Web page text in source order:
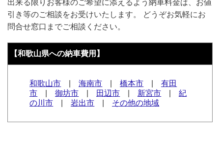
出来る限りお客様のご希望に添えるよう納車料金は、お値
引き等のご相談をお受けいたします。 どうぞお気軽にお
問合せ窓口までご相談ください。
【和歌山県への納車費用】
和歌山市 |海南市 |橋本市 |有田
市 |御坊市 田辺市 新宮市 |紀
の川市 |岩出市 その他の地域